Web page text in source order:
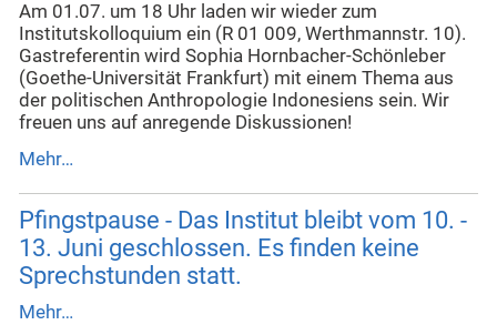
Am 01.07. um 18 Uhr laden wir wieder zum
Institutskolloquium ein (R 01 009, Werthmannstr. 10).
Gastreferentin wird Sophia Hornbacher-Schönleber
(Goethe-Universität Frankfurt) mit einem Thema aus
der politischen Anthropologie Indonesiens sein. Wir
freuen uns auf anregende Diskussionen!
Mehr…
Pfingstpause - Das Institut bleibt vom 10. -
13. Juni geschlossen. Es finden keine
Sprechstunden statt.
Mehr…